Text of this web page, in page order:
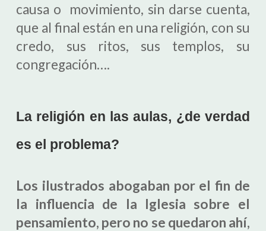
causa o movimiento, sin darse cuenta,
que al final están en una religión, con su
credo, sus ritos, sus templos, su
congregación….
La religión en las aulas, ¿de verdad
es el problema?
Los ilustrados abogaban por el fin de
la influencia de la Iglesia sobre el
pensamiento, pero no se quedaron ahí,